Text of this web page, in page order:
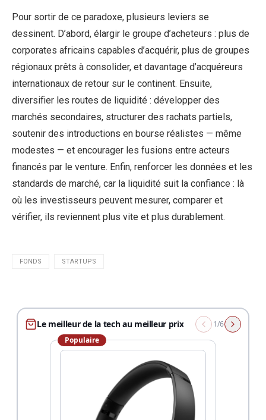
Pour sortir de ce paradoxe, plusieurs leviers se
dessinent. D’abord, élargir le groupe d’acheteurs : plus de
corporates africains capables d’acquérir, plus de groupes
régionaux prêts à consolider, et davantage d’acquéreurs
internationaux de retour sur le continent. Ensuite,
diversifier les routes de liquidité : développer des
marchés secondaires, structurer des rachats partiels,
soutenir des introductions en bourse réalistes — même
modestes — et encourager les fusions entre acteurs
financés par le venture. Enfin, renforcer les données et les
standards de marché, car la liquidité suit la confiance : là
où les investisseurs peuvent mesurer, comparer et
vérifier, ils reviennent plus vite et plus durablement.
FONDS STARTUPS